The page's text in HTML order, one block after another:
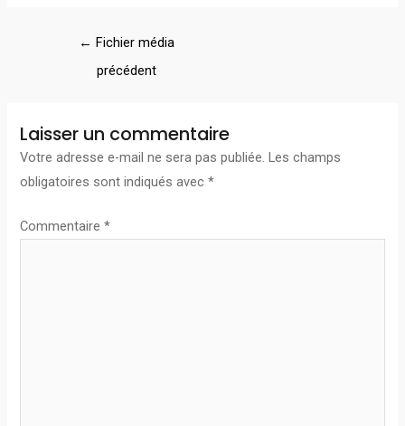
← Fichier média
précédent
Laisser un commentaire
Votre adresse e-mail ne sera pas publiée. Les champs
obligatoires sont indiqués avec*
Commentaire*